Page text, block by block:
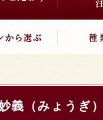
義（みょうぎ）